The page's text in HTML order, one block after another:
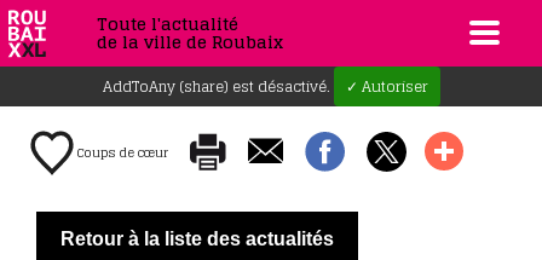
Toute l'actualité
de la ville de Roubaix
AddToAny (share) est désactivé. ✓ Autoriser
Coups de cœur
Retour à la liste des actualités